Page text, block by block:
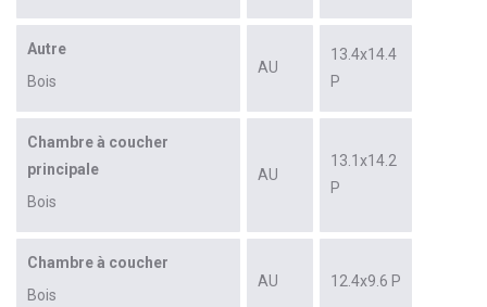
Autre
Bois
AU
13.4x14.4
P
Chambre à coucher
principale
Bois
AU
13.1x14.2
P
Chambre à coucher
Bois
AU 12.4x9.6 P